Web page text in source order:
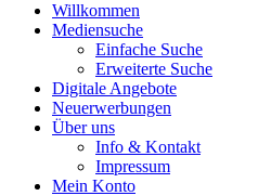
Willkommen
Mediensuche
Einfache Suche
Erweiterte Suche
Digitale Angebote
Neuerwerbungen
Über uns
Info & Kontakt
Impressum
Mein Konto